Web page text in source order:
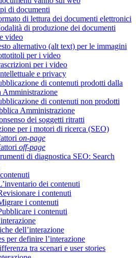
di documenti
di lettura dei documenti elettronici
di produzione dei documenti
video
alternativo (alt text) per le immagini
per i video
per i video
e privacy
di contenuti prodotti dalla
Amministrazione
di contenuti non prodotti
Amministrazione
dei soggetti ritratti
per i motori di ricerca (SEO)
on-page
off-page
di diagnostica SEO: Search
dei contenuti
i contenuti
i contenuti
i contenuti
dell’interazione
per definire l’interazione
tra scenari e user stories